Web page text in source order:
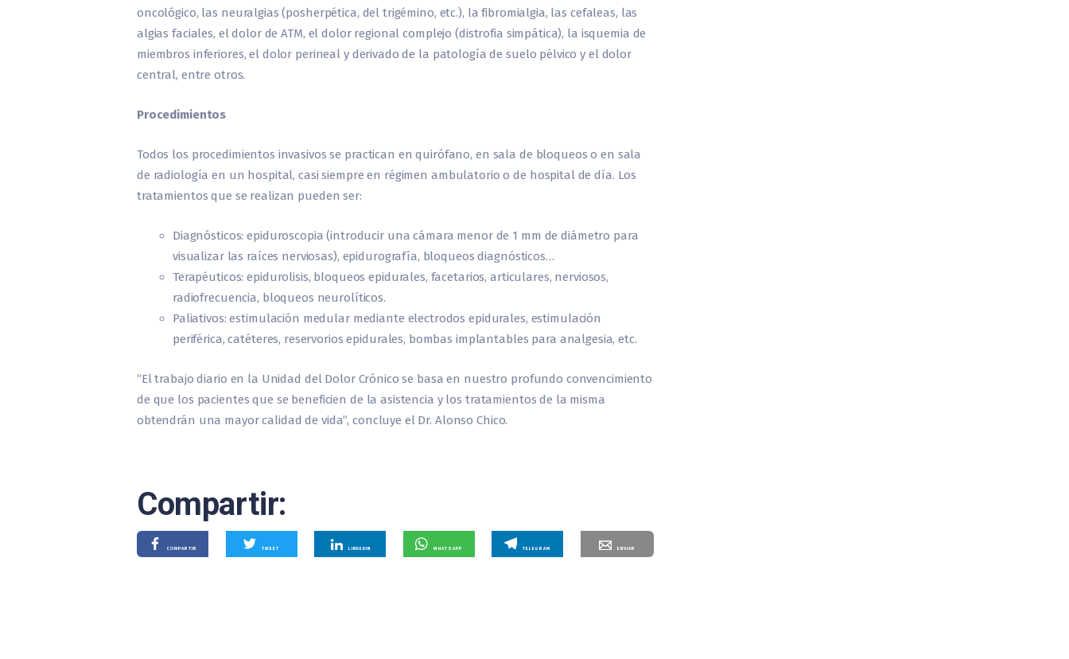
oncológico, las neuralgias (posherpética, del trigémino, etc.), la fibromialgia, las cefaleas, las
algias faciales, el dolor de ATM, el dolor regional complejo (distrofia simpática), la isquemia de
miembros inferiores, el dolor perineal y derivado de la patología de suelo pélvico y el dolor
central, entre otros.
Procedimientos
Todos los procedimientos invasivos se practican en quirófano, en sala de bloqueos o en sala
de radiología en un hospital, casi siempre en régimen ambulatorio o de hospital de día. Los
tratamientos que se realizan pueden ser:
Diagnósticos: epiduroscopia (introducir una cámara menor de 1 mm de diámetro para
visualizar las raíces nerviosas), epidurografía, bloqueos diagnósticos…
Terapéuticos: epidurolisis, bloqueos epidurales, facetarios, articulares, nerviosos,
radiofrecuencia, bloqueos neurolíticos.
Paliativos: estimulación medular mediante electrodos epidurales, estimulación
periférica, catéteres, reservorios epidurales, bombas implantables para analgesia, etc.
“El trabajo diario en la Unidad del Dolor Crónico se basa en nuestro profundo convencimiento
de que los pacientes que se beneficien de la asistencia y los tratamientos de la misma
obtendrán una mayor calidad de vida”, concluye el Dr. Alonso Chico.
Compartir:
COMPARTIR TWEET LINKEDIN WHATSAPP TELEGRAM ENVIAR